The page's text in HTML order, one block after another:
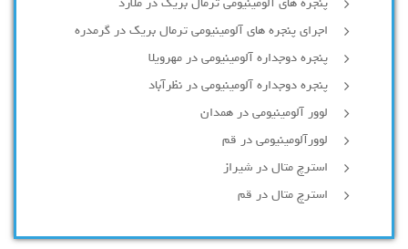
پنجره های آلومینیومی ترمال بریک در ملارد
اجرای پنجره های آلومینیومی ترمال بریک در گرمدره
پنجره دوجداره آلومینیومی در مهرویلا
پنجره دوجداره آلومینیومی در نظرآباد
لوور آلومینیومی در همدان
لوورآلومینیومی در قم
استرچ متال در شیراز
استرچ متال در قم